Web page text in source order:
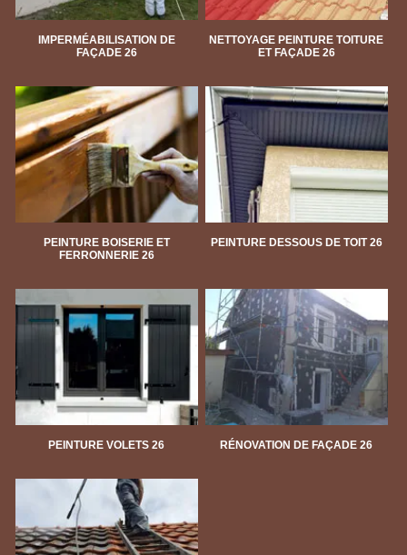
IMPERMÉABILISATION DE
FAÇADE 26
NETTOYAGE PEINTURE TOITURE
ET FAÇADE 26
PEINTURE BOISERIE ET
FERRONNERIE 26
PEINTURE DESSOUS DE TOIT 26
PEINTURE VOLETS 26 RÉNOVATION DE FAÇADE 26